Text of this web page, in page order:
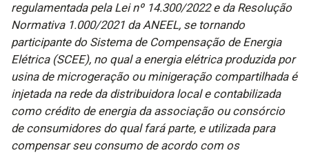
regulamentada pela Lei nº 14.300/2022 e da Resolução
Normativa 1.000/2021 da ANEEL, se tornando
participante do Sistema de Compensação de Energia
Elétrica (SCEE), no qual a energia elétrica produzida por
usina de microgeração ou minigeração compartilhada é
injetada na rede da distribuidora local e contabilizada
como crédito de energia da associação ou consórcio
de consumidores do qual fará parte, e utilizada para
compensar seu consumo de acordo com os